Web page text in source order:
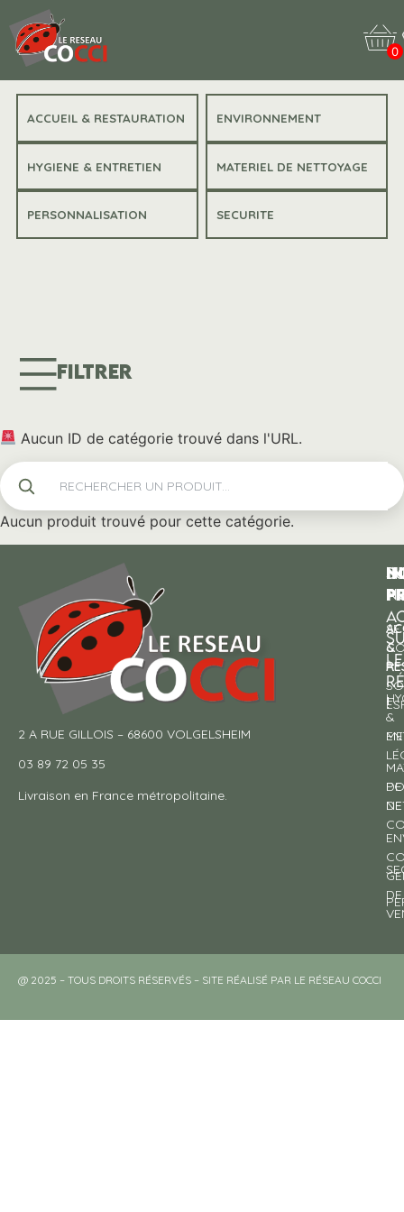
0
ACCUEIL & RESTAURATION ENVIRONNEMENT
HYGIENE & ENTRETIEN MATERIEL DE NETTOYAGE
PERSONNALISATION SECURITE
FILTRER
Aucun ID de catégorie trouvé dans l'URL.
Aucun produit trouvé pour cette catégorie.
2 A RUE GILLOIS – 68600 VOLGELSHEIM
03 89 72 05 35
Livraison en France métropolitaine.
&
&
DE
SE
À
DE
DE
!
@ 2025 – TOUS DROITS RÉSERVÉS – SITE RÉALISÉ PAR LE RÉSEAU COCCI